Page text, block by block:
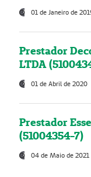
01 de Janeiro de
Prestador
LTDA
01 de Abril de 2020
Prestador
(51004354-7)
04 de Maio de 2021